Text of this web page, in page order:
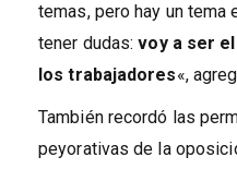
temas, pero hay un tema
tener dudas:voy a ser
los trabajadores«,
También recordó las
peyorativas de la